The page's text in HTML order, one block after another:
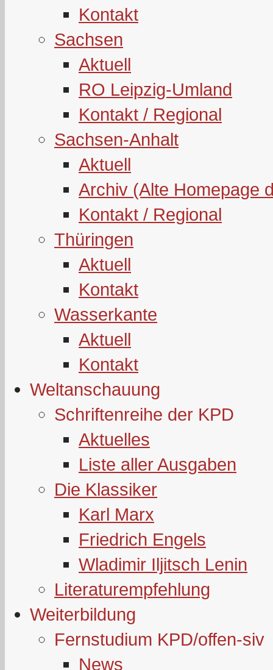
Kontakt
Sachsen
Aktuell
RO Leipzig-Umland
Kontakt / Regional
Sachsen-Anhalt
Aktuell
Archiv (Alte Homepage
Kontakt / Regional
Thüringen
Aktuell
Kontakt
Wasserkante
Aktuell
Kontakt
Weltanschauung
Schriftenreihe der KPD
Aktuelles
Liste aller Ausgaben
Die Klassiker
Karl Marx
Friedrich Engels
Wladimir Iljitsch Lenin
Literaturempfehlung
Weiterbildung
Fernstudium KPD/offen-siv
News